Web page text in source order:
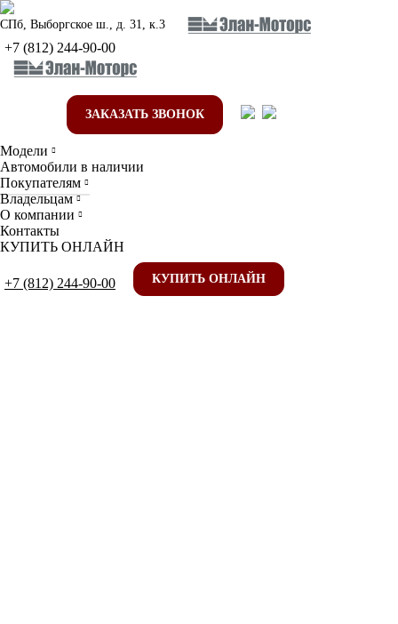
СПб, Выборгское ш., д. 31, к.3
+7 (812) 244-90-00
ЗАКАЗАТЬ ЗВОНОК
Модели
Автомобили в наличии
Покупателям
Владельцам
О компании
Контакты
КУПИТЬ ОНЛАЙН
+7 (812) 244-90-00 КУПИТЬ ОНЛАЙН